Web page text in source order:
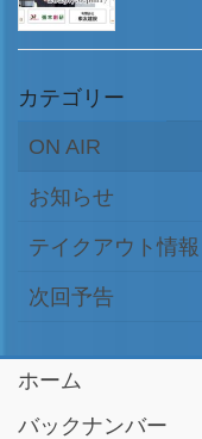
カテゴリー
ON AIR
お知らせ
テイクアウト情報
次回予告
ホーム
バックナンバー